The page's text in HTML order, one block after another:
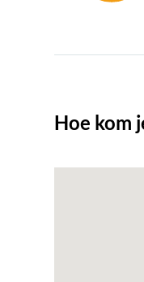
Hoe kom